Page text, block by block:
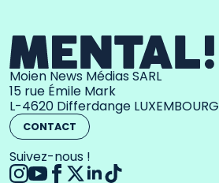
Moien News Médias SARL
15 rue Émile Mark
L-4620 Differdange LUXEMBOURG
CONTACT
Suivez-nous !